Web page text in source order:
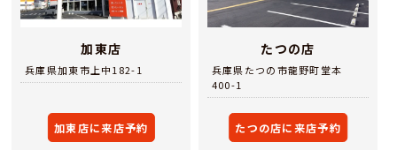
加東店
加東店に来店予約
兵庫県加東市上中182-1
たつの店
たつの店に来店予約
兵庫県たつの市龍野町堂本
400-1